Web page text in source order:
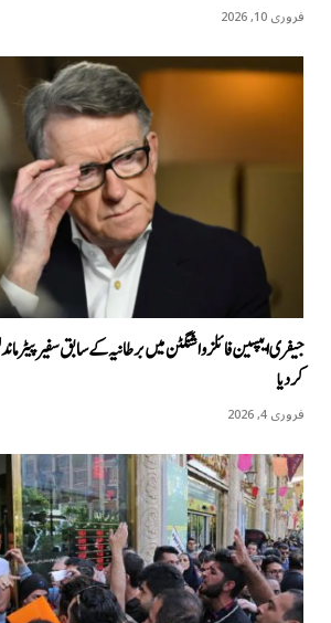
فروری 10, 2026
جیفری ایپسین فائلز واشنگٹن میں برطانیہ کے سابق سفیر پیٹر
کردیا
فروری 4, 2026